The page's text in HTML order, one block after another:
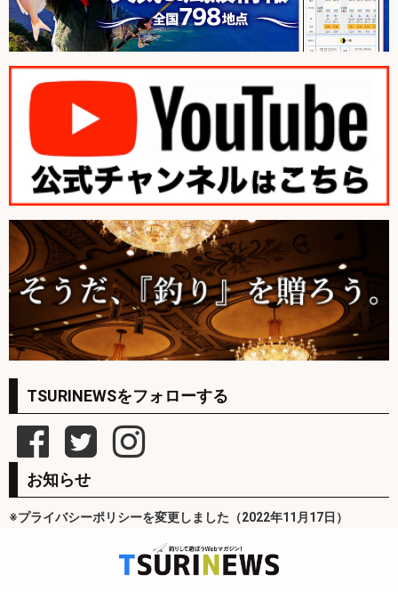
TSURINEWSをフォローする
お知らせ
※プライバシーポリシーを変更しました（2022年11月17日）